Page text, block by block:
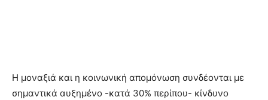
Η μοναξιά και η κοινωνική απομόνωση συνδέονται με
σημαντικά αυξημένο -κατά 30% περίπου- κίνδυνο